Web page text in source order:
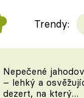
TEĎ VAŘÍ ŠÉF!
Trendy:
Nepečené
– lehký a
dezert, na který